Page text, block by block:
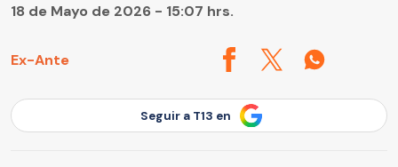
Ex-Ante
18 de Mayo de 2026 - 15:07 hrs.
Seguir a T13 en